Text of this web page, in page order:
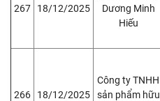
267 18/12/2025
Dương Minh
Hiếu
266 18/12/2025
Công ty TNHH
sản phẩm hữu